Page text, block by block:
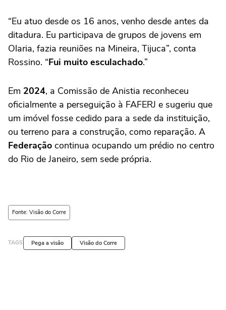
“Eu atuo desde os 16 anos, venho desde antes da
ditadura. Eu participava de grupos de jovens em
Olaria, fazia reuniões na Mineira, Tijuca”, conta
Rossino. “Fui muito esculachado.”
Em 2024, a Comissão de Anistia reconheceu
oficialmente a perseguição à FAFERJ e sugeriu que
um imóvel fosse cedido para a sede da instituição,
ou terreno para a construção, como reparação. A
Federação continua ocupando um prédio no centro
do Rio de Janeiro, sem sede própria.
Fonte: Visão do Corre
TAGS Pega a visão Visão do Corre